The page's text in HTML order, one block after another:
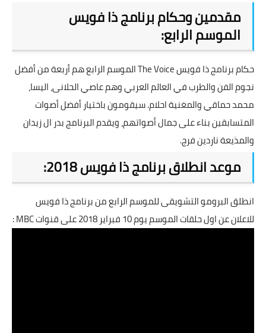
مقدمين وحكام برنامج ذا فويس
الموسم الرابع:
حكام برنامجذا فويسThe Voiceالموسم الرابع هم أربعة من أفضل
نجوم الفن والطرب في العالم العربي وهم عاصي الحلانى، اليسا،
محمد حماقي والمغنية احلام. سيقومون باختيار أفضل أصوات
المتسابقين بناء على جمال أصواتهم، ويقدم البرنامج بدر ال زيدان
والمذيعة ناردين فرج.
موعد انطلاق برنامج ذا فويس 2018:
انطلق البرومو التشويقى للموسم الرابع من برنامج ذا فويس
للاعلان عن اول حلقات الموسم يوم 10 فبراير 2018 على قنوات MBC :